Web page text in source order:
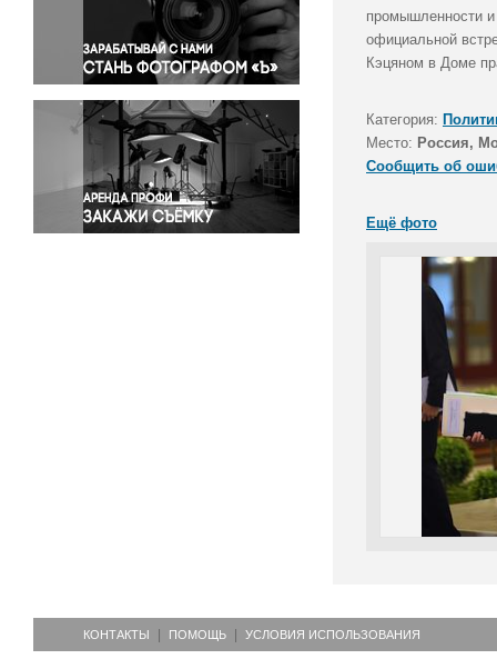
Правосудие
Происшествия и конфликты
Религия
Светская жизнь
Спорт
Экология
Экономика и бизнес
промышленности и
официальной
Кэцяном в Доме
Категория:
Место: Россия,
Сообщить об
Ещё фото
КОНТАКТЫ ПОМОЩЬ УСЛОВИЯ ИСПОЛЬЗОВАНИЯ